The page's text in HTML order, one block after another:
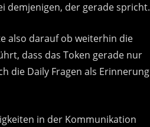
demjenigen, der gerade spricht.
also darauf ob weiterhin die
dass das Token gerade nur
die Daily Fragen als Erinnerung
in der Kommunikation